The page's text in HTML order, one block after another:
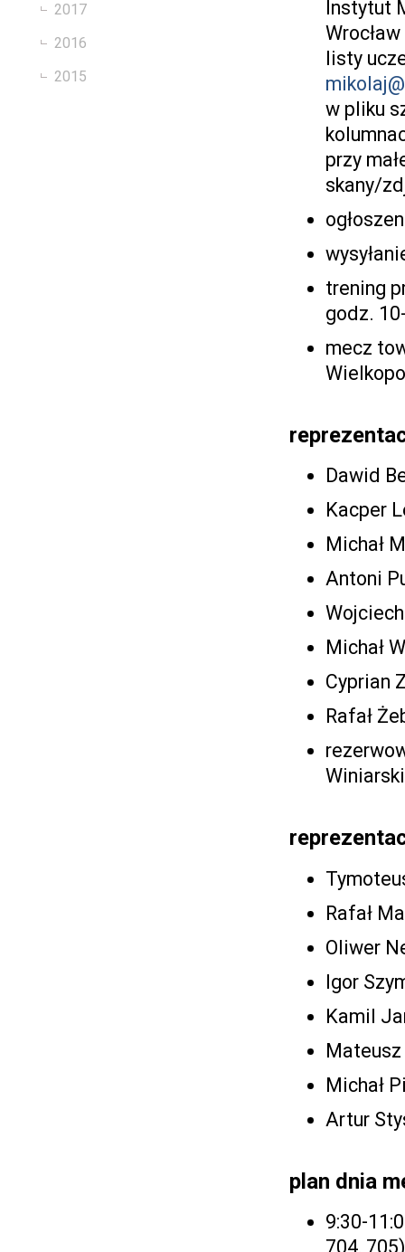
2017
2016
2015
Instytut
Wrocław
listy
w pliku
przy
skany/
trening
godz.
mecz
Dawid
Kacper
Michał
Antoni
Michał
Cyprian
Rafał
Rafał
Oliwer
Igor
Kamil
Mateusz
Michał
Artur
plan dnia
9:30-
704, 705)